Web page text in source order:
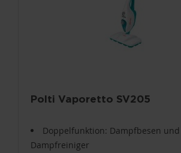
Polti Vaporetto SV205
Doppelfunktion: Dampfbesen
Dampfreiniger